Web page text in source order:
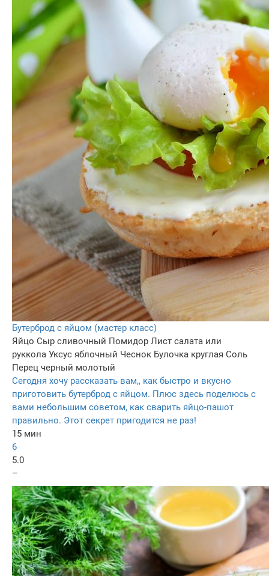
Бутерброд с яйцом (мастер класс)
Яйцо Сыр сливочный Помидор Лист салата или
руккола Уксус яблочный Чеснок Булочка круглая Соль
Перец черный молотый
Сегодня хочу рассказать вам,, как быстро и вкусно
приготовить бутерброд с яйцом. Плюс здесь поделюсь с
вами небольшим советом, как сварить яйцо-пашот
правильно. Этот секрет пригодится не раз!
15 мин
6
5.0
–